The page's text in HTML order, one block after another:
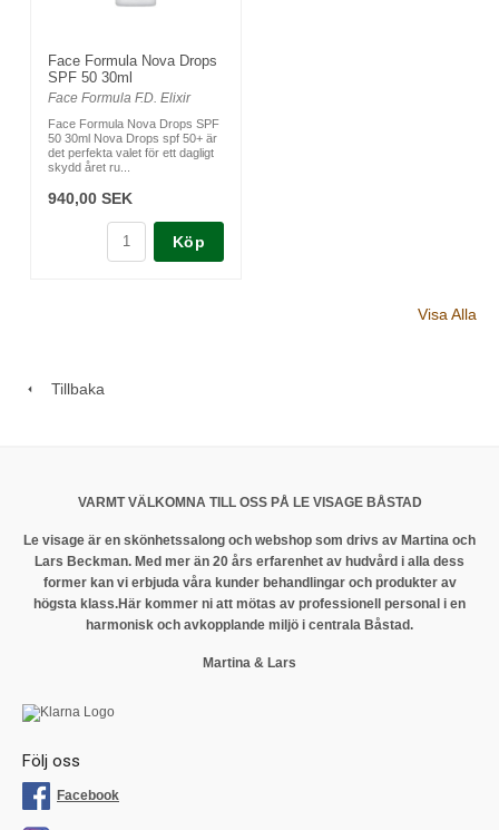
Face Formula Nova Drops
SPF 50 30ml
Face Formula F.D. Elixir
Face Formula Nova Drops SPF
50 30ml Nova Drops spf 50+ är
det perfekta valet för ett dagligt
skydd året ru...
940,00 SEK
Köp
Visa Alla
Tillbaka
VARMT VÄLKOMNA TILL OSS PÅ LE VISAGE BÅSTAD
Le visage är en skönhetssalong och webshop som drivs av Martina och
Lars Beckman. Med mer än 20 års erfarenhet av hudvård i alla dess
former kan vi erbjuda våra kunder behandlingar och produkter av
högsta klass.Här kommer ni att mötas av professionell personal i en
harmonisk och avkopplande miljö i centrala Båstad.
Martina & Lars
Följ oss
Facebook